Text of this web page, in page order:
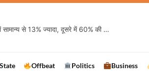
झारखंड में बारिश का अजब खेल! एक जिले में सामान्य से 13% ज्यादा, दूसरे में 60% की कमी
State Offbeat Politics Business